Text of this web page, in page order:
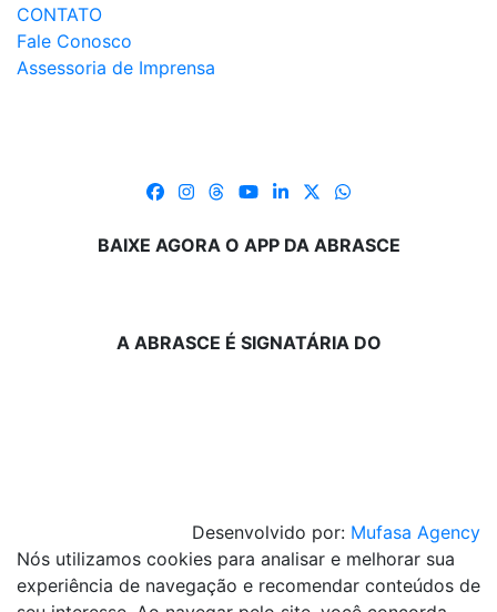
CONTATO
Fale Conosco
Assessoria de Imprensa
BAIXE AGORA O APP DA ABRASCE
A ABRASCE É SIGNATÁRIA DO
Desenvolvido por: Mufasa Agency
Nós utilizamos cookies para analisar e melhorar sua
experiência de navegação e recomendar conteúdos de